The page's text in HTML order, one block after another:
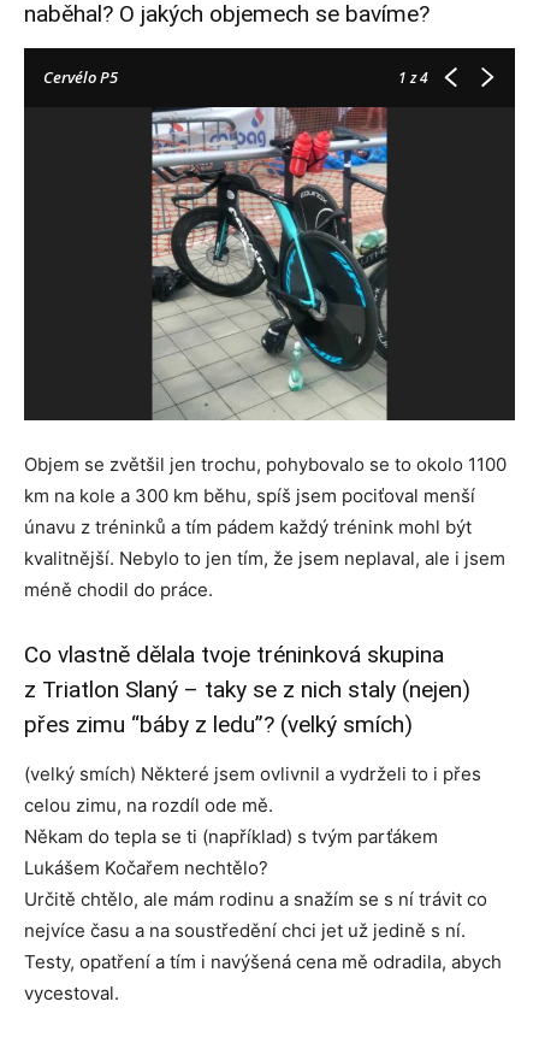
naběhal? O jakých objemech se bavíme?
Cervélo P5 1z 4
Objem se zvětšil jen trochu, pohybovalo se to okolo 1100
km na kole a 300 km běhu, spíš jsem pociťoval menší
únavu z tréninků a tím pádem každý trénink mohl být
kvalitnější. Nebylo to jen tím, že jsem neplaval, ale i jsem
méně chodil do práce.
Co vlastně dělala tvoje tréninková skupina
z Triatlon Slaný – taky se z nich staly (nejen)
přes zimu “báby z ledu”? (velký smích)
(velký smích) Některé jsem ovlivnil a vydrželi to i přes
celou zimu, na rozdíl ode mě.
Někam do tepla se ti (například) s tvým parťákem
Lukášem Kočařem nechtělo?
Určitě chtělo, ale mám rodinu a snažím se s ní trávit co
nejvíce času a na soustředění chci jet už jedině s ní.
Testy, opatření a tím i navýšená cena mě odradila, abych
vycestoval.